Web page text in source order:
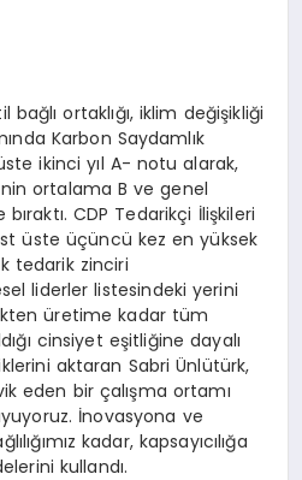
ortaklığı, iklim değişikliği
Karbon Saydamlık
ikinci yıl A- notu alarak,
ortalama B ve genel
CDP Tedarikçi İlişkileri
üste üçüncü kez en yüksek
tedarik zinciri
liderler listesindeki yerini
üretime kadar tüm
cinsiyet eşitliğine dayalı
aktaran Sabri Ünlütürk,
eden bir çalışma ortamı
İnovasyona ve
kadar, kapsayıcılığa
kullandı.